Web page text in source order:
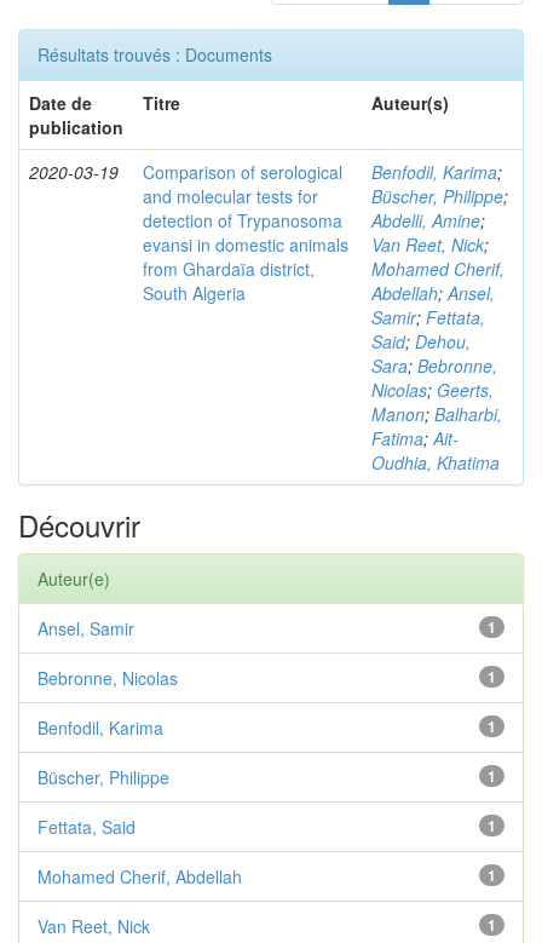
Résultats trouvés : Documents
Date de
publication
Titre Auteur(s)
2020-03-19
Comparison of serological
and molecular tests for
detection of Trypanosoma
evansi in domestic animals
from Ghardaïa district,
South Algeria
Benfodil, Karima;
Büscher, Philippe;
Abdelli, Amine;
Van Reet, Nick;
Mohamed Cherif,
Abdellah;Ansel,
Samir; Fettata,
Said; Dehou,
Sara; Bebronne,
Nicolas; Geerts,
Manon; Balharbi,
Fatima;Ait-
Oudhia, Khatima
Découvrir
Auteur(e)
1
Ansel, Samir
1
Bebronne, Nicolas
1
Benfodil, Karima
1
Büscher, Philippe
1
Fettata, Said
1
Mohamed Cherif, Abdellah
1
Van Reet, Nick